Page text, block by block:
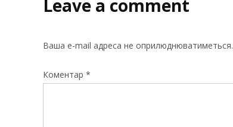
Leave a comment
Ваша e-mail адреса не оприлюднюватиметься.
Коментар *